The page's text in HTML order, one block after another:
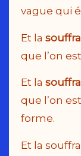
vague qui
Et la
que l’on
Et la
que l’on est
forme.
Et la